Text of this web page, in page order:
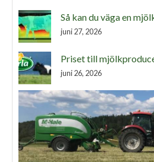
Så kan du väga en
juni 27, 2026
Priset till
juni 26, 2026